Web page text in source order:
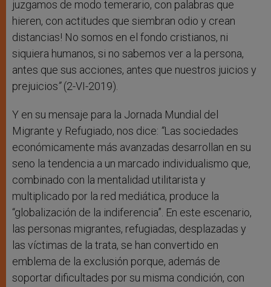
juzgamos de modo temerario, con palabras que
hieren, con actitudes que siembran odio y crean
distancias! No somos en el fondo cristianos, ni
siquiera humanos, si no sabemos ver a la persona,
antes que sus acciones, antes que nuestros juicios y
prejuicios”(2-VI-2019).
Y en su mensaje para la Jornada Mundial del
Migrante y Refugiado, nos dice: “Las sociedades
económicamente más avanzadas desarrollan en su
seno la tendencia a un marcado individualismo que,
combinado con la mentalidad utilitarista y
multiplicado por la red mediática, produce la
“globalización de la indiferencia”. En este escenario,
las personas migrantes, refugiadas, desplazadas y
las víctimas de la trata, se han convertido en
emblema de la exclusión porque, además de
soportar dificultades por su misma condición, con